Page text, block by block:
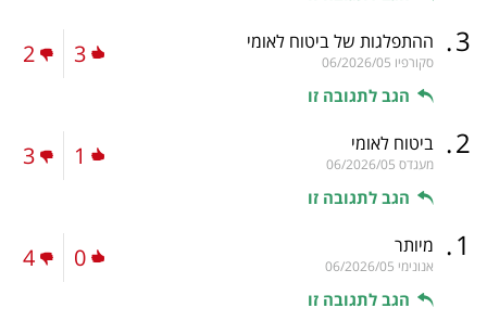
3
. ההתפלגות של ביטוח לאומי
סקורפיו 06/2026/05
הגב לתגובה זו
3
2
2
. ביטוח לאומי
מעגדס 06/2026/05
הגב לתגובה זו
1
3
1
. מיותר
אנונימי 06/2026/05
הגב לתגובה זו
0
4